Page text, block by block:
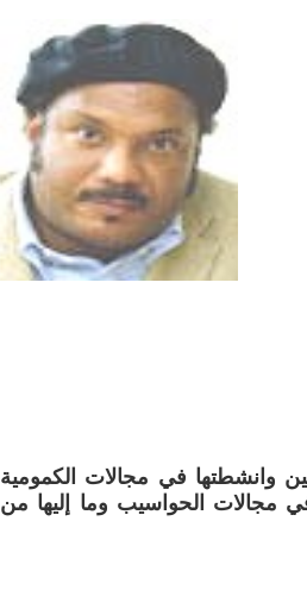
في مجالات الكمومية
مجالات الحواسيب وما إليها من